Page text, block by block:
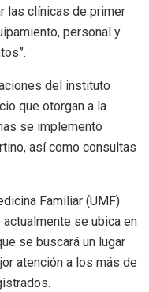
las clínicas de primer
personal y
del instituto
que otorgan a la
se implementó
así como consultas
Familiar (UMF)
actualmente se ubica en
se buscará un lugar
atención a los más de